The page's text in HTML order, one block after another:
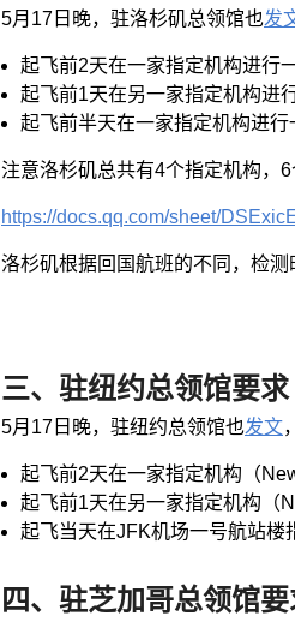
5月17日晚，驻洛杉矶总领馆也发
起飞前2天在一家指定机构进行
起飞前1天在另一家指定机构进
起飞前半天在一家指定机构进行
注意洛杉矶总共有4个指定机构，
https://docs.qq.com/sheet/
洛杉矶根据回国航班的不同，检测
三、驻纽约总领馆要
5月17日晚，驻纽约总领馆也发文
起飞前2天在一家指定机构（
起飞前1天在另一家指定机构（
起飞当天在JFK机场一号航站楼
四、驻芝加哥总领馆